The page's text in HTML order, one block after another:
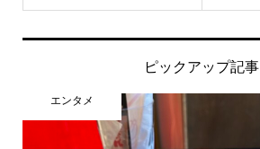
ピックアップ記事
エンタメ